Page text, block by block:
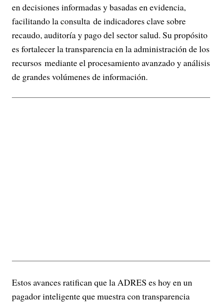
en decisiones informadas y basadas en evidencia,
facilitando la consulta de indicadores clave sobre
recaudo, auditoría y pago del sector salud. Su propósito
es fortalecer la transparencia en la administración de los
recursos mediante el procesamiento avanzado y análisis
de grandes volúmenes de información.
Estos avances ratifican que la ADRES es hoy en un
pagador inteligente que muestra con transparencia